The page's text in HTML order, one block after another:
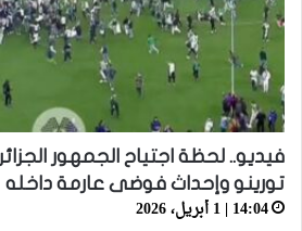
فيديو.. لحظة اجتياح الجمهور
تورينو وإحداث فوضى عارمة داخله
14:04 | 1 أبريل، 2026